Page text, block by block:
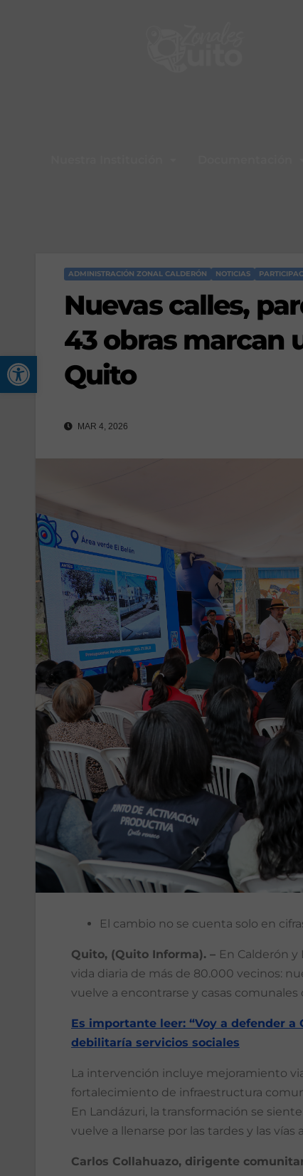
Abrir barra de
ADMINISTRACIÓN ZONAL CALDERÓN NOTICIAS
Nuevas calles,
43 obras marcan
Quito
MAR 4, 2026
El cambio no se cuenta solo en
Quito, (Quito Informa). – En Calderón y
vida diaria de más de 80.000 vecinos:
vuelve a encontrarse y casas
Es importante leer: “Voy a defender
debilitaría servicios sociales
La intervención incluye mejoramiento
fortalecimiento de infraestructura
En Landázuri, la transformación se
vuelve a llenarse por las tardes y las
Carlos Collahuazo, dirigente